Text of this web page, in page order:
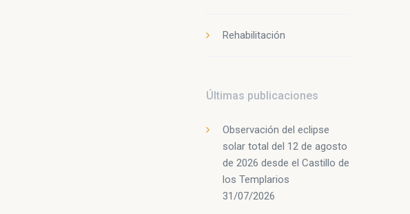
Rehabilitación
Últimas publicaciones
Observación del eclipse
solar total del 12 de agosto
de 2026 desde el Castillo de
los Templarios
31/07/2026